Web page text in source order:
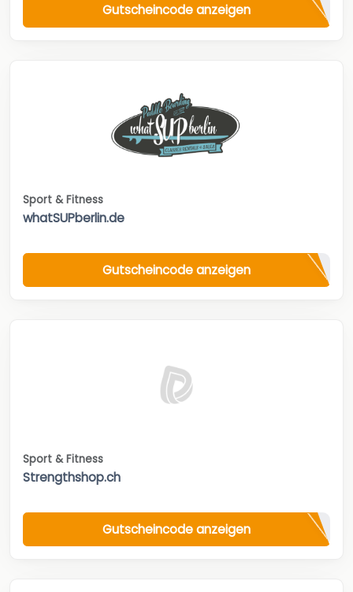
Gutscheincode anzeigen
Sport & Fitness
whatSUPberlin.de
Gutscheincode anzeigen
Sport & Fitness
Strengthshop.ch
Gutscheincode anzeigen